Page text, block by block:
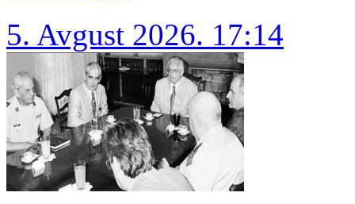
5. Avgust 2026. 17:14